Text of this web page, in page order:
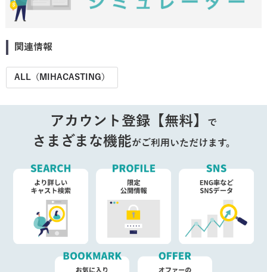
関連情報
ALL（MIHACASTING）
アカウント登録【無料】 で
さまざまな機能がご利用いただけます。